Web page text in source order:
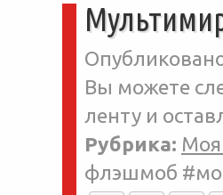
Вы можете
ленту и
Рубрика: Моя
флэшмоб